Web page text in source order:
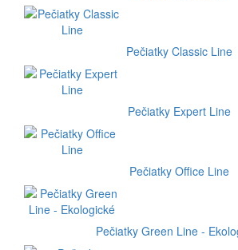
Pečiatky Classic Line
Pečiatky Expert Line
Pečiatky Office Line
Pečiatky Green Line -